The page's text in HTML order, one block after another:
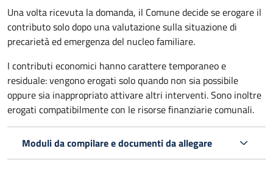
Una volta ricevuta la domanda, il Comune decide se erogare il
contributo solo dopo una valutazione sulla situazione di
precarietà ed emergenza del nucleo familiare.
I contributi economici hanno carattere temporaneo e
residuale: vengono erogati solo quando non sia possibile
oppure sia inappropriato attivare altri interventi. Sono inoltre
erogati compatibilmente con le risorse finanziarie comunali.
Moduli da compilare e documenti da allegare